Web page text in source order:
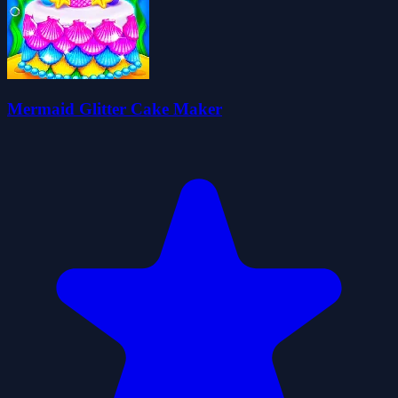
Mermaid Glitter Cake Maker